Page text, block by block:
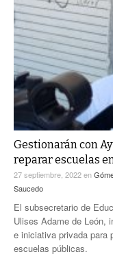
Gestionarán con
reparar escuelas
27 septiembre, 2022en
Saucedo
El subsecretario de
Ulises Adame de León,
e iniciativa privada para
escuelas públicas.